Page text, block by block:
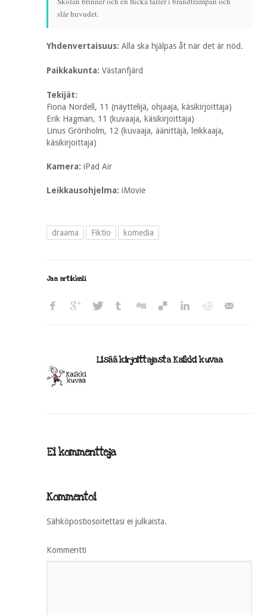
slår huvudet.
Yhdenvertaisuus: Alla ska hjälpas åt när det är nöd.
Paikkakunta: Västanfjärd
Tekijät:
Fiona Nordell, 11 (näyttelijä, ohjaaja, käsikirjoittaja)
Erik Hagman, 11 (kuvaaja, käsikirjoittaja)
Linus Grönholm, 12 (kuvaaja, äänittäjä, leikkaaja,
käsikirjoittaja)
Kamera: iPad Air
Leikkausohjelma: iMovie
draama Fiktio komedia
Jaa artikkeli
Lisää kirjoittajasta Kaikki kuvaa
Ei kommentteja
Kommentoi
Sähköpostiosoitettasi ei julkaista.
Kommentti